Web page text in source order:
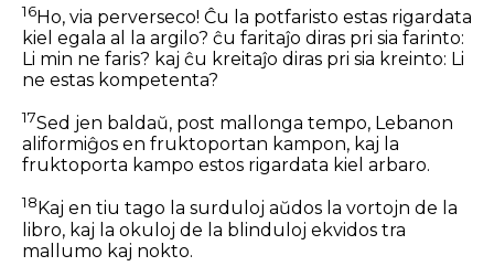
16Ho, via perverseco! Ĉu la potfaristo estas rigardata
kiel egala al la argilo? ĉu faritaĵo diras pri sia farinto:
Li min ne faris? kaj ĉu kreitaĵo diras pri sia kreinto: Li
ne estas kompetenta?
17Sed jen baldaŭ, post mallonga tempo, Lebanon
aliformiĝos en fruktoportan kampon, kaj la
fruktoporta kampo estos rigardata kiel arbaro.
18 Kaj en tiu tago la surduloj aŭdos la vortojn de la
libro, kaj la okuloj de la blinduloj ekvidos tra
mallumo kaj nokto.